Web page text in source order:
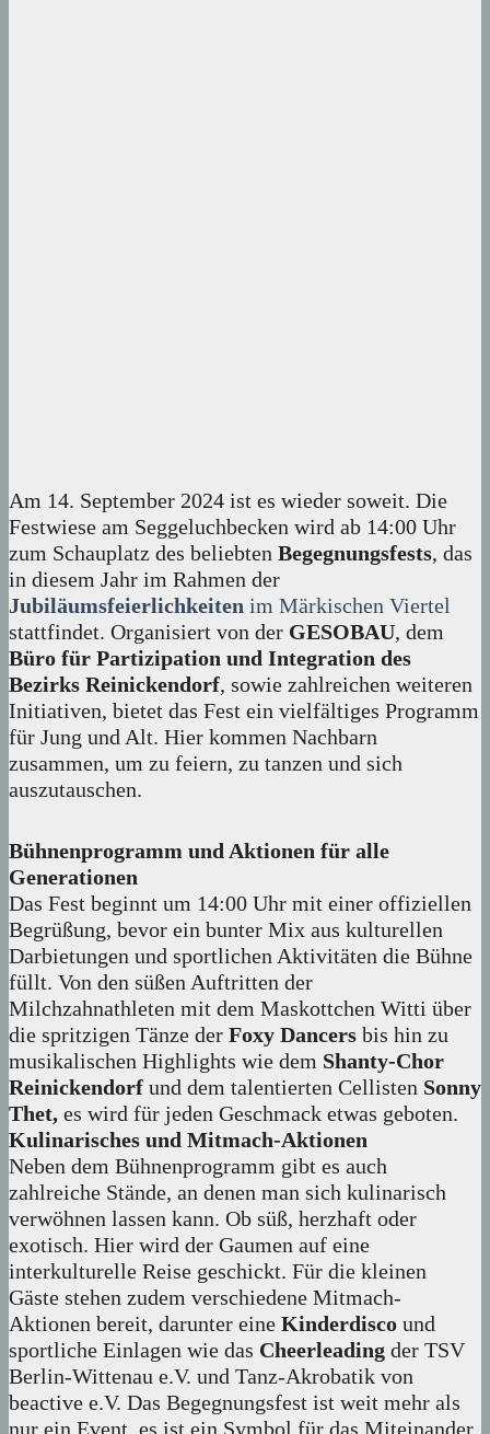
Am 14. September 2024 ist es wieder soweit. Die
Festwiese am Seggeluchbecken wird ab 14:00 Uhr
zum Schauplatz des beliebten Begegnungsfests, das
in diesem Jahr im Rahmen der
Jubiläumsfeierlichkeiten im Märkischen Viertel
stattfindet. Organisiert von der GESOBAU, dem
Büro für Partizipation und Integration des
Bezirks Reinickendorf, sowie zahlreichen weiteren
Initiativen, bietet das Fest ein vielfältiges Programm
für Jung und Alt. Hier kommen Nachbarn
zusammen, um zu feiern, zu tanzen und sich
auszutauschen.
Bühnenprogramm und Aktionen für alle
Generationen
Das Fest beginnt um 14:00 Uhr mit einer offiziellen
Begrüßung, bevor ein bunter Mix aus kulturellen
Darbietungen und sportlichen Aktivitäten die Bühne
füllt. Von den süßen Auftritten der
Milchzahnathleten mit dem Maskottchen Witti über
die spritzigen Tänze der Foxy Dancers bis hin zu
musikalischen Highlights wie dem Shanty-Chor
Reinickendorf und dem talentierten Cellisten Sonny
Thet, es wird für jeden Geschmack etwas geboten.
Kulinarisches und Mitmach-Aktionen
Neben dem Bühnenprogramm gibt es auch
zahlreiche Stände, an denen man sich kulinarisch
verwöhnen lassen kann. Ob süß, herzhaft oder
exotisch. Hier wird der Gaumen auf eine
interkulturelle Reise geschickt. Für die kleinen
Gäste stehen zudem verschiedene Mitmach-
Aktionen bereit, darunter eine Kinderdisco und
sportliche Einlagen wie das Cheerleading der TSV
Berlin-Wittenau e.V. und Tanz-Akrobatik von
beactive e.V. Das Begegnungsfest ist weit mehr als
nur ein Event, es ist ein Symbol für das Miteinander